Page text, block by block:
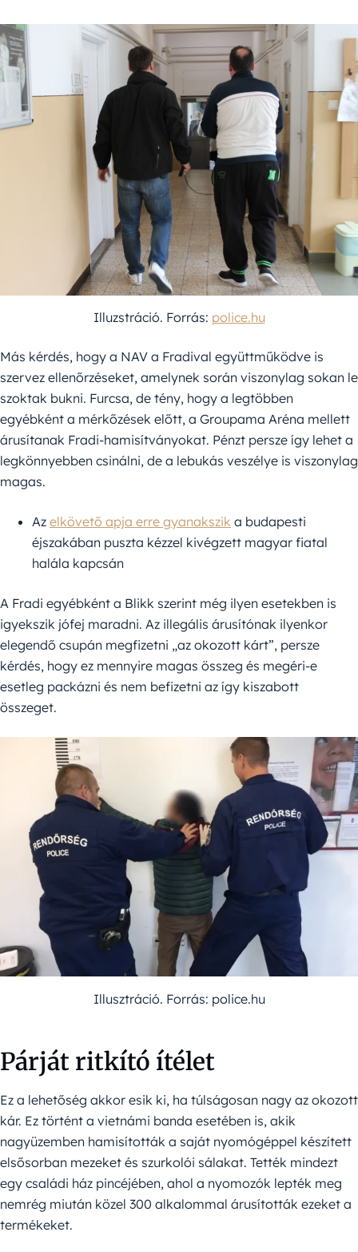
Illuzstráció. Forrás: police.hu
Más kérdés, hogy a NAV a Fradival együttműködve is
szervez ellenőrzéseket, amelynek során viszonylag sokan le
szoktak bukni. Furcsa, de tény, hogy a legtöbben
egyébként a mérkőzések előtt, a Groupama Aréna mellett
árusítanak Fradi-hamisítványokat. Pénzt persze így lehet a
legkönnyebben csinálni, de a lebukás veszélye is viszonylag
magas.
Az elkövető apja erre gyanakszik a budapesti
éjszakában puszta kézzel kivégzett magyar fiatal
halála kapcsán
A Fradi egyébként a Blikk szerint még ilyen esetekben is
igyekszik jófej maradni. Az illegális árusítónak ilyenkor
elegendő csupán megfizetni „az okozott kárt”, persze
kérdés, hogy ez mennyire magas összeg és megéri-e
esetleg packázni és nem befizetni az így kiszabott
összeget.
Illusztráció. Forrás: police.hu
Párját ritkító ítélet
Ez a lehetőség akkor esik ki, ha túlságosan nagy az okozott
kár. Ez történt a vietnámi banda esetében is, akik
nagyüzemben hamisították a saját nyomógéppel készített
elsősorban mezeket és szurkolói sálakat. Tették mindezt
egy családi ház pincéjében, ahol a nyomozók lepték meg
nemrég miután közel 300 alkalommal árusították ezeket a
termékeket.